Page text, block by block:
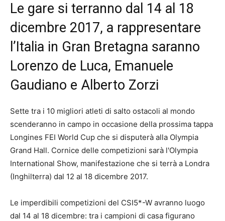
Le gare si terranno dal 14 al 18
dicembre 2017, a rappresentare
l’Italia in Gran Bretagna saranno
Lorenzo de Luca, Emanuele
Gaudiano e Alberto Zorzi
Sette tra i 10 migliori atleti di salto ostacoli al mondo
scenderanno in campo in occasione della prossima tappa
Longines FEI World Cup che si disputerà alla Olympia
Grand Hall. Cornice delle competizioni sarà l'Olympia
International Show, manifestazione che si terrà a Londra
(Inghilterra) dal 12 al 18 dicembre 2017.
Le imperdibili competizioni del CSI5*-W avranno luogo
dal 14 al 18 dicembre: tra i campioni di casa figurano